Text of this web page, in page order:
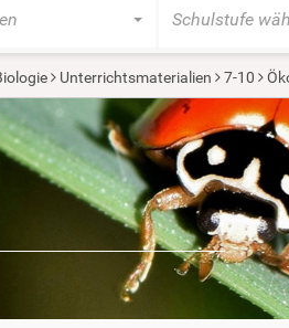
Schulstufe
Unterrichtsmaterialien 7-10